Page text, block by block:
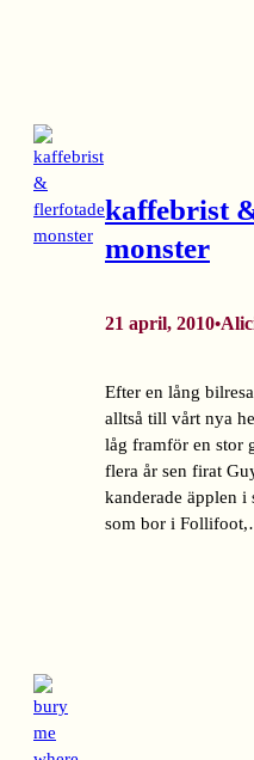
kaffebrist
monster
21 april, 2010•
Efter en lång
alltså till vårt nya
låg framför en stor
flera år sen firat
kanderade äpplen
som bor i